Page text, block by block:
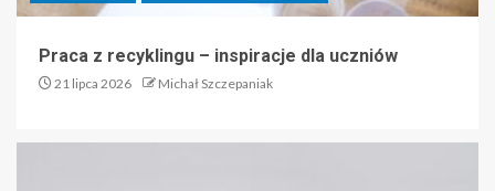
Praca z recyklingu – inspiracje dla uczniów
21 lipca 2026 Michał Szczepaniak